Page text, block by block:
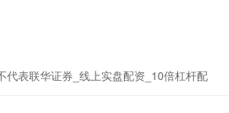
代表联华证券_线上实盘配资_10倍杠杆配